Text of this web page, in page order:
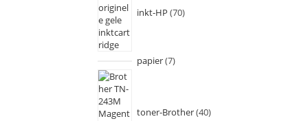
inkt-HP 70
papier 7
toner-Brother 40